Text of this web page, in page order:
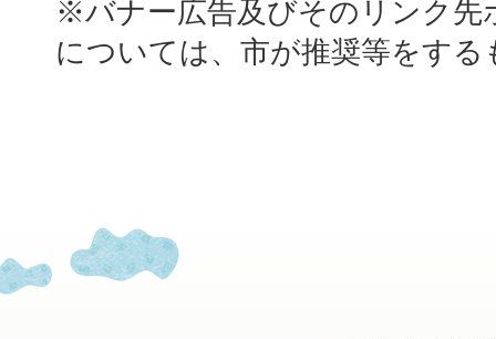
※バナー広告及びそのリンク先
については、市が推奨等をす